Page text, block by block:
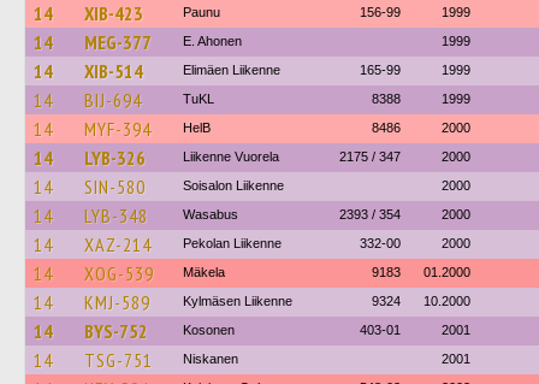
14 XIB-423 Paunu 156-99 1999
14 MEG-377 E. Ahonen 1999
14 XIB-514 Elimäen Liikenne 165-99 1999
14 BIJ-694 TuKL 8388 1999
14 MYF-394 HelB 8486 2000
14 LYB-326 Liikenne Vuorela 2175 / 347 2000
14 SIN-580 Soisalon Liikenne 2000
14 LYB-348 Wasabus 2393 / 354 2000
14 XAZ-214 Pekolan Liikenne 332-00 2000
14 XOG-539 Mäkela 9183 01.2000
14 KMJ-589 Kylmäsen Liikenne 9324 10.2000
14 BYS-752 Kosonen 403-01 2001
14 TSG-751 Niskanen 2001